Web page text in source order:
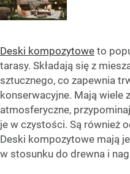
Deski kompozytowe to
tarasy. Składają się z
sztucznego, co zapewnia
konserwacyjne. Mają wiele
atmosferyczne,
je w czystości. Są również
Deski kompozytowe mają
w stosunku do drewna i